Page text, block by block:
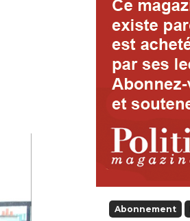
Abonnement